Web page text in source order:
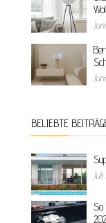
BELIEBTE
So